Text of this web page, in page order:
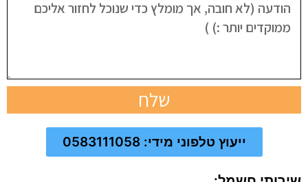
שלח
ייעוץ טלפוני מידי: 0583111058